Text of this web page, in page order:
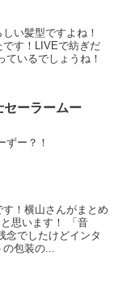
い髪型ですよね！
です！LIVEで紡ぎだ
いるでしょうね！
セーラームー
ずー？！
！横山さんがまとめ
思います！ 「音
念でしたけどインタ
包装の...